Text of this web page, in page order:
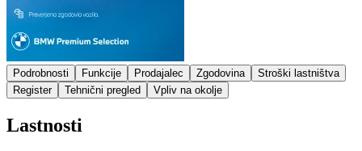
Podrobnosti Funkcije Prodajalec Zgodovina
Stroški lastništva
Register
Tehnični pregled Vpliv na okolje
Lastnosti